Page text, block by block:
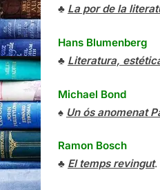
♣ La por de la
Hans Blumenberg
♣ Literatura,
Michael Bond
♠ Un ós anomenat
Ramon Bosch
♣ El temps revingut.